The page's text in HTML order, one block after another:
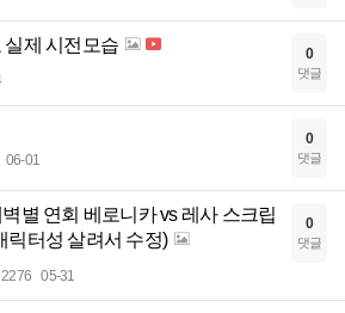
실제 시전모습 0
댓글
06-01
0
댓글
별 연회 베로니카 vs 레사 스크립
릭터성 살려서 수정)
05-31
0
댓글